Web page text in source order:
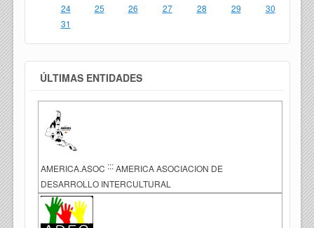
24
25 26 27 28 29
30
31
ÚLTIMAS ENTIDADES
AMERICA.ASOC ::: AMERICA ASOCIACION DE
DESARROLLO INTERCULTURAL